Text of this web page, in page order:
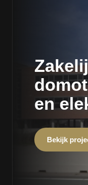
en
Bekijk